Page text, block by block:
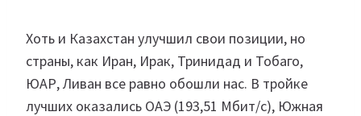
Хоть и Казахстан улучшил свои позиции, но
страны, как Иран, Ирак, Тринидад и Тобаго,
ЮАР, Ливан все равно обошли нас. В тройке
лучших оказались ОАЭ (193,51 Мбит/с), Южная